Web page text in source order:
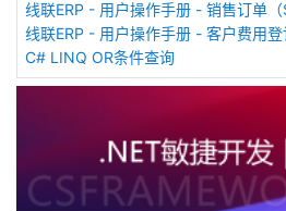
线联ERP - 用户操作手册 - 销售订单（
线联ERP - 用户操作手册 - 客户费用登
C# LINQ OR条件查询